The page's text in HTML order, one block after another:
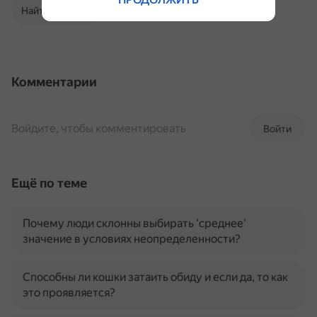
Найти в Поиске
Комментарии
Войти
Войдите, чтобы комментировать
Ещё по теме
Почему люди склонны выбирать 'среднее'
значение в условиях неопределенности?
Способны ли кошки затаить обиду и если да, то как
это проявляется?